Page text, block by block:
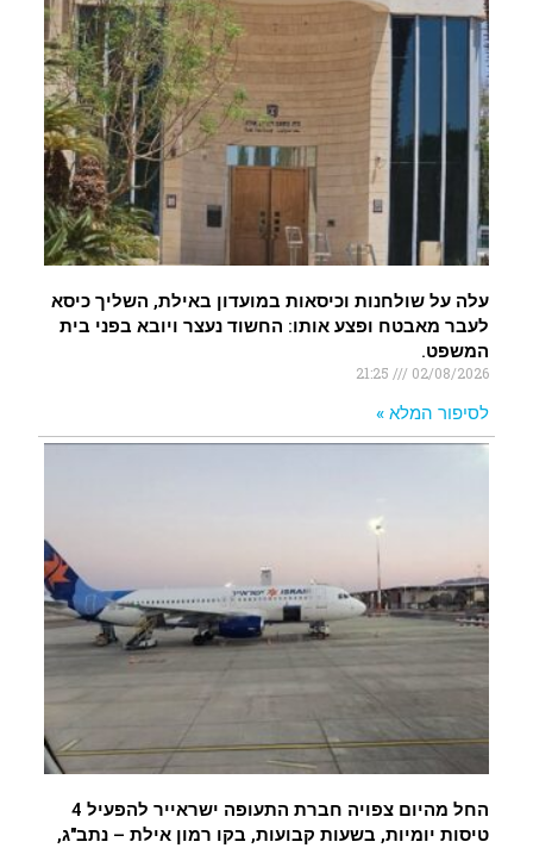
עלה על שולחנות וכיסאות במועדון באילת, השליך כיסא
לעבר מאבטח ופצע אותו: החשוד נעצר ויובא בפני בית
המשפט.
02/08/2026
לסיפור המלא »
החל מהיום צפויה חברת התעופה ישראייר להפעיל 4
טיסות יומיות, בשעות קבועות, בקו רמון אילת – נתב"ג,